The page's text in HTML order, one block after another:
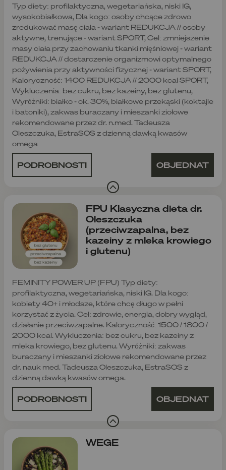
Typ diety: profilaktyczna, wegetariańska, niski IG,
wysokobiałkowa, Dla kogo: osoby chcące zdrowo
zredukować masę ciała - wariant REDUKCJA // osoby
aktywne, trenujące - wariant SPORT, Cel: zmniejszenie
masy ciała przy zachowaniu tkanki mięśniowej - wariant
REDUKCJA // dostarczenie organizmowi optymalnego
pożywienia przy aktywności fizycznej - wariant SPORT,
Kaloryczność: 1400 REDUKCJA // 2000 kcal SPORT,
Wykluczenia: bez cukru, bez kazeiny, bez glutenu,
Wyróżniki: białko - ok. 30%, białkowe przekąski (koktajle
i batoniki), zakwas buraczany i mieszanki ziołowe
rekomendowane przez dr. n.med. Tadeusza
Oleszczuka, EstraSOS z dzienną dawką kwasów
omega
PODROBNOSTI OBJEDNAT
FPU Klasyczna dieta dr.
Oleszczuka
(przeciwzapalna, bez
kazeiny z mleka krowiego
i glutenu)
FEMINITY POWER UP (FPU) Typ diety:
profilaktyczna, wegetariańska, niski IG. Dla kogo:
kobiety 40+ i młodsze, które chcę długo w pełni
korzystać z życia. Cel: zdrowie, energia, dobry wygląd,
działanie przeciwzapalne. Kaloryczność: 1500 / 1800 /
2000 kcal. Wykluczenia: bez cukru, bez kazeiny z
mleka krowiego, bez glutenu. Wyróżniki: zakwas
buraczany i mieszanki ziołowe rekomendowane przez
dr. nauk med. Tadeusza Oleszczuka, EstraSOS z
dzienną dawką kwasów omega.
PODROBNOSTI OBJEDNAT
WEGE